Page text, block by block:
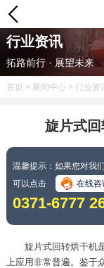
行业资讯
拓路前行 · 展望未来
首页 > 新闻中心> 行业资
旋片式
温馨提示：如果您对我
可以点击
在线咨
0371-6777
旋片式回转烘干机
上应用非常普遍。鉴